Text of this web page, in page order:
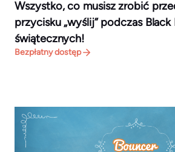
Wszystko, co musisz zrobić
przycisku „wyślij” podczas
świątecznych!
Bezpłatny dostęp